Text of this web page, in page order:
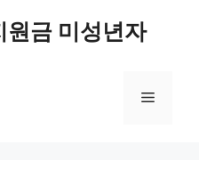
금 미성년자
메